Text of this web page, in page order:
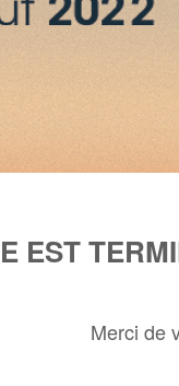
EST
Merci de